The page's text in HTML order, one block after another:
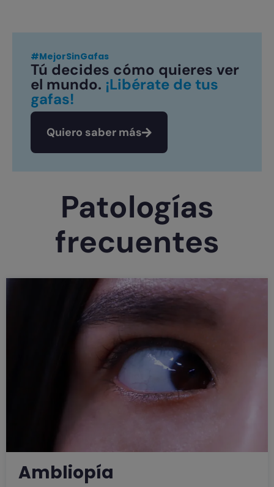
#MejorSinGafas
Tú decides cómo quieres ver
el mundo. ¡Libérate de tus
gafas!
Quiero saber más
Patologías
frecuentes
Ambliopía